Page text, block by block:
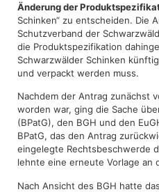
Änderung der
Schinken“ zu entscheiden. Die
Schutzverband der
die Produktspezifikation
Schwarzwälder Schinken
und verpackt werden muss.
Nachdem der Antrag zunächst
worden war, ging die Sache
(BPatG), den BGH und den
BPatG, das den Antrag
eingelegte Rechtsbeschwerde
lehnte eine erneute Vorlage an
Nach Ansicht des BGH hatte